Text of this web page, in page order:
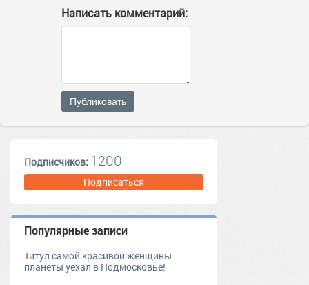
Написать комментарий:
Публиковать
Подписчиков: 1200
Подписаться
Популярные записи
Титул самой красивой женщины
планеты уехал в Подмосковье!